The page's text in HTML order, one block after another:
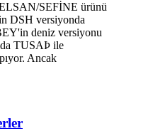
SEFİNE ürünü
DSH versiyonda
deniz versiyonu
TUSAÞ ile
Ancak